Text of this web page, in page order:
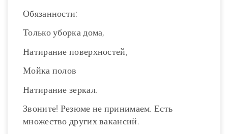
Обязанности:
Только уборка дома,
Натирание поверхностей,
Мойка полов
Натирание зеркал.
Звоните! Резюме не принимаем. Есть
множество других вакансий.